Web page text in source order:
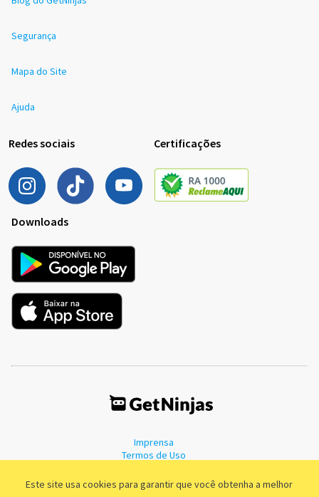
Este site usa cookies para garantir que você obtenha a melhor
Segurança
Mapa do Site
Ajuda
Redes sociais Certificações
Downloads
Imprensa
Termos de Uso